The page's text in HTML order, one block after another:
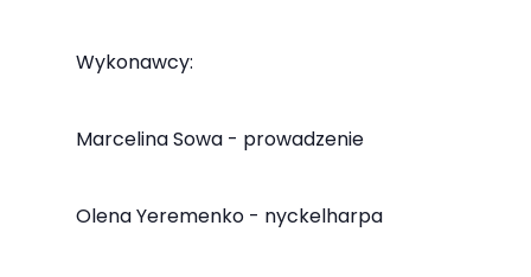
Wykonawcy:
Marcelina Sowa - prowadzenie
Olena Yeremenko - nyckelharpa
internetowej.
swoje